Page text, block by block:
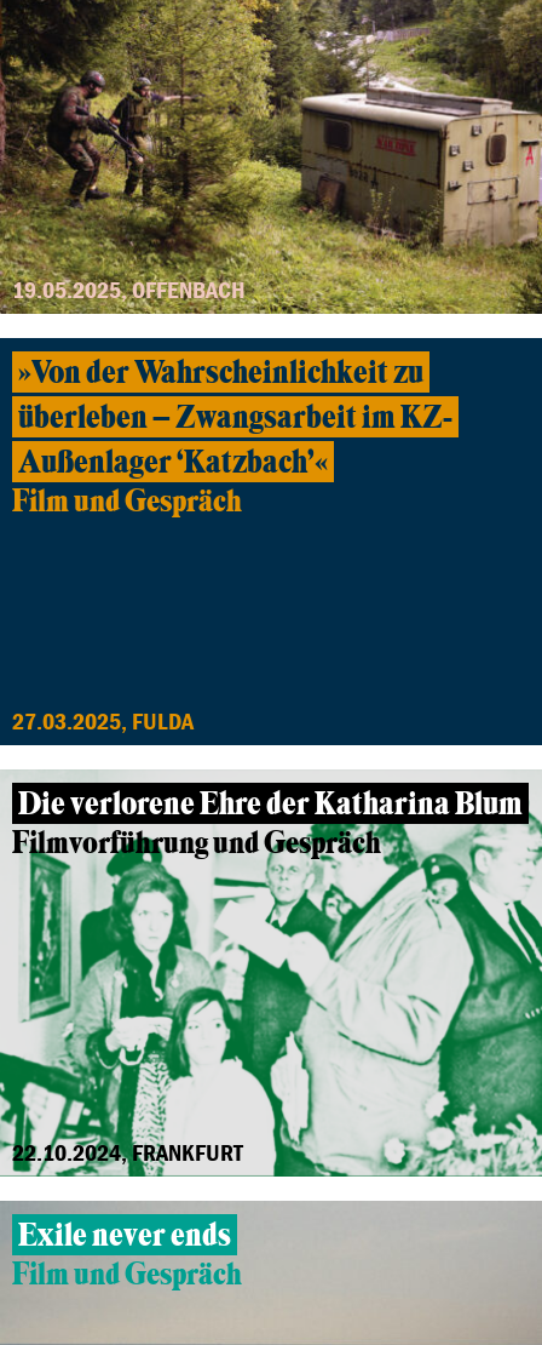
19.05.2025, OFFENBACH
»Von der Wahrscheinlichkeit zu
überleben – Zwangsarbeit im KZ-
Außenlager ‘Katzbach’«
Film und Gespräch
27.03.2025, FULDA
Die verlorene Ehre der Katharina Blum
Filmvorführung und Gespräch
22.10.2024, FRANKFURT
Exile never ends
Film und Gespräch